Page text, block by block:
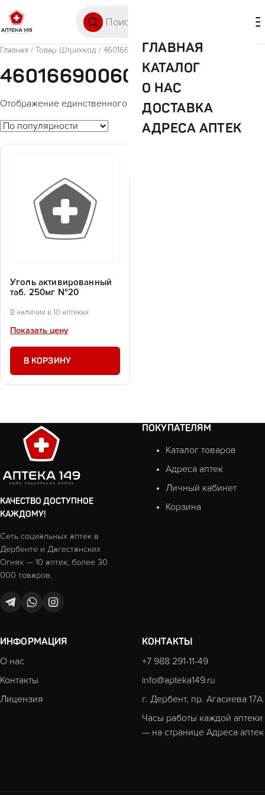
ГЛАВНАЯ
КАТАЛОГ
О НАС
ДОСТАВКА
АДРЕСА АПТЕК
Главная / Товар Штрихкод / 4601669006066
4601669006066
Отображение единственного товара
Уголь активированный
таб. 250мг №20
В наличии в 10 аптеках
Показать цену
В КОРЗИНУ
КАЧЕСТВО ДОСТУПНОЕ
КАЖДОМУ!
Сеть социальных аптек в
Дербенте и Дагестанских
Огнях — 10 аптек, более 30
000 товаров.
ПОКУПАТЕЛЯМ
Каталог товаров
Адреса аптек
Личный кабинет
Корзина
ИНФОРМАЦИЯ
О нас
Контакты
Лицензия
КОНТАКТЫ
+7 988 291-11-49
info@apteka149.ru
г. Дербент, пр. Агасиева 17А
Часы работы каждой аптеки
— на странице Адреса аптек